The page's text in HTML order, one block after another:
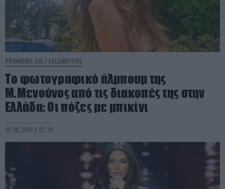
PRONEWS.GR / CELEBRITIES
Το φωτογραφικό άλμπουμ της
Μ.Μενούνος από τις διακοπές της στην
Ελλάδα: Οι πόζες με μπικίνι
07.08.2026 | 07:20